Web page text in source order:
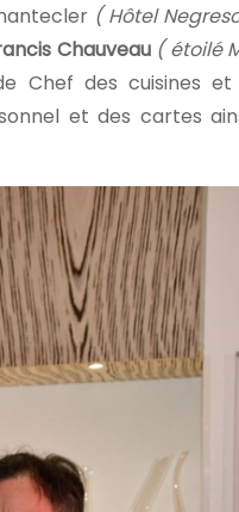
( Hôtel
Chauveau ( étoilé
Chef des cuisines et
et des cartes